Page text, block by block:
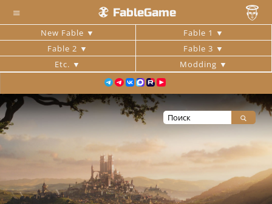
≡ FableGame
New Fable
Fable 1
Fable 2
Fable 3
Etc.
Modding